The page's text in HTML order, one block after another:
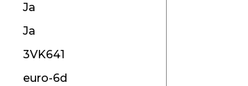
Ja
Ja
3VK641
euro-6d